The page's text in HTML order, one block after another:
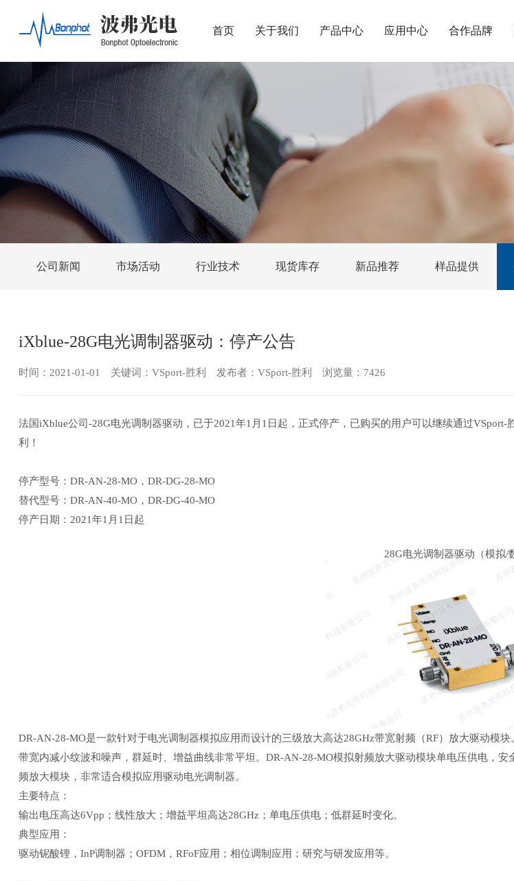
首页 关于我们 产品中心 应用中心 合作品牌
公司新闻 市场活动 行业技术 现货库存 新品推荐 样品提供
iXblue-28G电光调制器驱动：停产公告
时间：2021-01-01 关键词：VSport-胜利 发布者：VSport-胜利 浏览量：7426
法国iXblue公司-28G电光调制器驱动，已于2021年1月1日起，正式停产，已购买的用户可以继续通过
利！
停产型号：DR-AN-28-MO，DR-DG-28-MO
替代型号：DR-AN-40-MO，DR-DG-40-MO
停产日期：2021年1月1日起
28G电光调制器驱动（模拟/
DR-AN-28-MO是一款针对于电光调制器模拟应用而设计的三级放大高达28GHz带宽射频（RF）放大驱动模
带宽内减小纹波和噪声，群延时、增益曲线非常平坦。DR-AN-28-MO模拟射频放大驱动模块单电压供电，
频放大模块，非常适合模拟应用驱动电光调制器。
主要特点：
输出电压高达6Vpp；线性放大；增益平坦高达28GHz；单电压供电；低群延时变化。
典型应用：
驱动铌酸锂，InP调制器；OFDM，RFoF应用；相位调制应用；研究与研发应用等。